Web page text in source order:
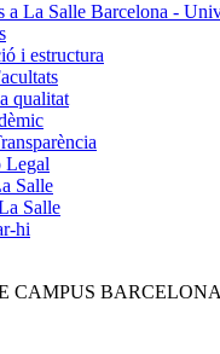
a La Salle Barcelona -
i estructura
qualitat
Legal
Salle
Salle
hi
CAMPUS BARCELONA